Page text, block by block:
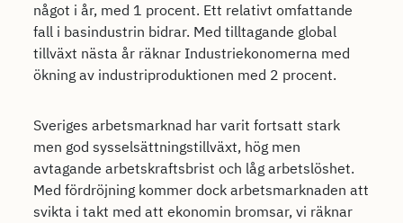
något i år, med 1 procent. Ett relativt omfattande
fall i basindustrin bidrar. Med tilltagande global
tillväxt nästa år räknar Industriekonomerna med
ökning av industriproduktionen med 2 procent.
Sveriges arbetsmarknad har varit fortsatt stark
men god sysselsättningstillväxt, hög men
avtagande arbetskraftsbrist och låg arbetslöshet.
Med fördröjning kommer dock arbetsmarknaden att
svikta i takt med att ekonomin bromsar, vi räknar